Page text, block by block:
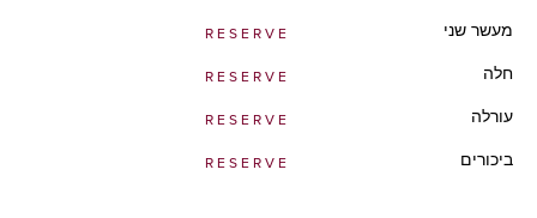
מעשר שני RESERVE
חלה RESERVE
עורלה RESERVE
ביכורים RESERVE